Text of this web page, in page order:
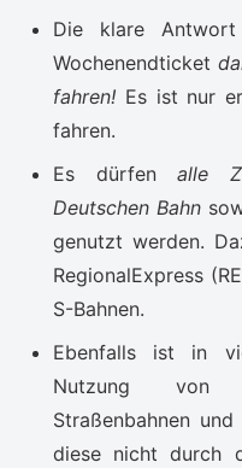
Die klare
Wochenendticket
fahren! Es ist nur
fahren.
Es dürfen alle
Deutschen Bahn
genutzt werden.
RegionalExpress
S-Bahnen.
Ebenfalls ist in
Nutzung von
Straßenbahnen
diese nicht durch